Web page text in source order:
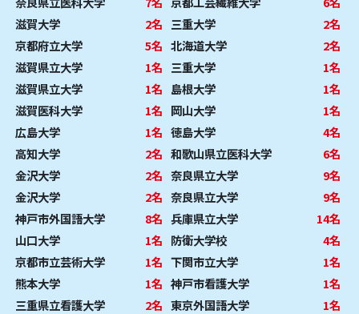
滋賀大学
2名 三重大学
2名
京都府立大学
5名 北海道大学
2名
滋賀県立大学
1名 三重大学
1名
滋賀県立大学
1名 島根大学
1名
滋賀医科大学
1名 岡山大学
1名
広島大学
1名 徳島大学
4名
高知大学
2名 和歌山県立医科大学
6名
金沢大学
2名 奈良県立大学
9名
金沢大学
2名 奈良県立大学
9名
神戸市外国語大学
8名 兵庫県立大学
14名
山口大学
1名 防衛大学校
4名
京都市立芸術大学
1名 下関市立大学
1名
熊本大学
1名 神戸市看護大学
1名
三重県立看護大学
2名 東京外国語大学 1名